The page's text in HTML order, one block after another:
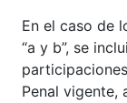
En el caso de
“a y b”, se
Penal vigente,